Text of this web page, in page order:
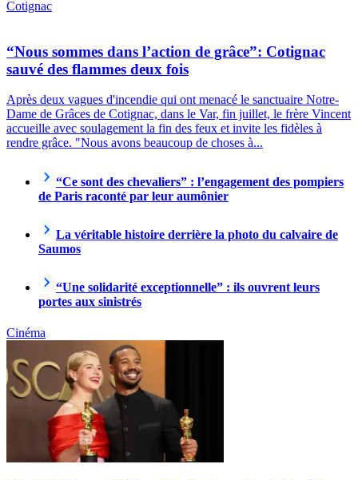
Cotignac
“Nous sommes dans l’action de grâce”: Cotignac
sauvé des flammes deux fois
Après deux vagues d'incendie qui ont menacé le sanctuaire Notre-
Dame de Grâces de Cotignac, dans le Var, fin juillet, le frère Vincent
accueille avec soulagement la fin des feux et invite les fidèles à
rendre grâce. "Nous avons beaucoup de choses à...
“Ce sont des chevaliers” : l’engagement des pompiers
de Paris raconté par leur aumônier
La véritable histoire derrière la photo du calvaire de
Saumos
“Une solidarité exceptionnelle” : ils ouvrent leurs
portes aux sinistrés
Cinéma